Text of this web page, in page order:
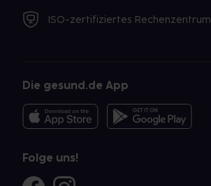
ISO-zertifiziertes Rechenzentrum
Die gesund.de App
Folge uns!